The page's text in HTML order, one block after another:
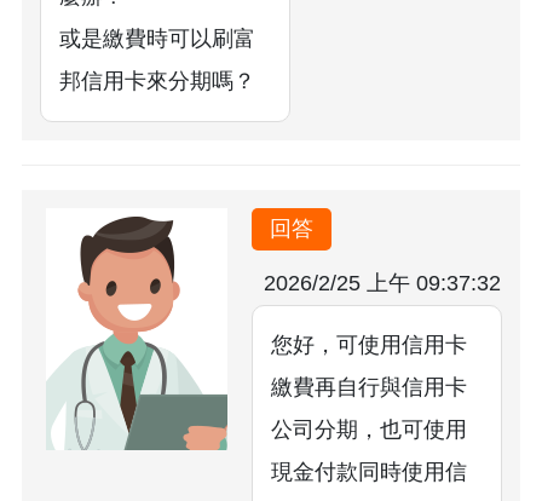
或是繳費時可以刷富
邦信用卡來分期嗎？
回答
2026/2/25 上午 09:37:32
您好，可使用信用卡
繳費再自行與信用卡
公司分期，也可使用
現金付款同時使用信